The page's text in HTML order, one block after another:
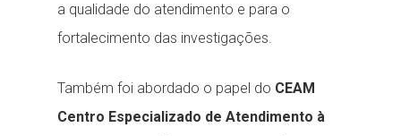
a qualidade do atendimento e para o
fortalecimento das investigações.
Também foi abordado o papel do CEAM
Centro Especializado de Atendimento à